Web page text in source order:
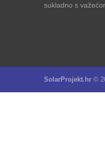
sukladno s
SolarProjekt.hr ©